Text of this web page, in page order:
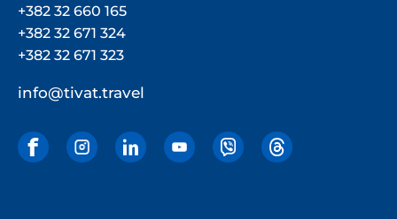
+382 32 660 165
+382 32 671 324
+382 32 671 323
info@tivat.travel